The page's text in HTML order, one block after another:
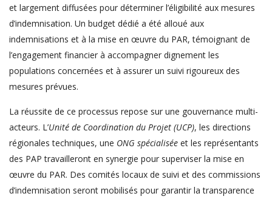
et largement diffusées pour déterminer l’éligibilité aux mesures
d’indemnisation. Un budget dédié a été alloué aux
indemnisations et à la mise en œuvre du PAR, témoignant de
l’engagement financier à accompagner dignement les
populations concernées et à assurer un suivi rigoureux des
mesures prévues.
La réussite de ce processus repose sur une gouvernance multi-
acteurs. L’Unité de Coordination du Projet (UCP), les directions
régionales techniques, une ONG spécialisée et les représentants
des PAP travailleront en synergie pour superviser la mise en
œuvre du PAR. Des comités locaux de suivi et des commissions
d’indemnisation seront mobilisés pour garantir la transparence